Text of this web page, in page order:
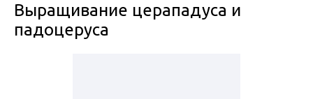
Выращивание церападуса и
падоцеруса